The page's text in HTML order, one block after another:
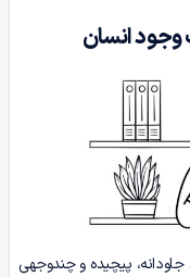
وجود انسان
پیچیده و چندوجهی